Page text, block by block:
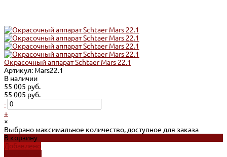
Окрасочный аппарат Schtaer Mars 22.1
Артикул: Mars22.1
В наличии
55 005 руб.
55 005 руб.
-
+
×
Выбрано максимальное количество, доступное для заказа
В корзину
Добавлено